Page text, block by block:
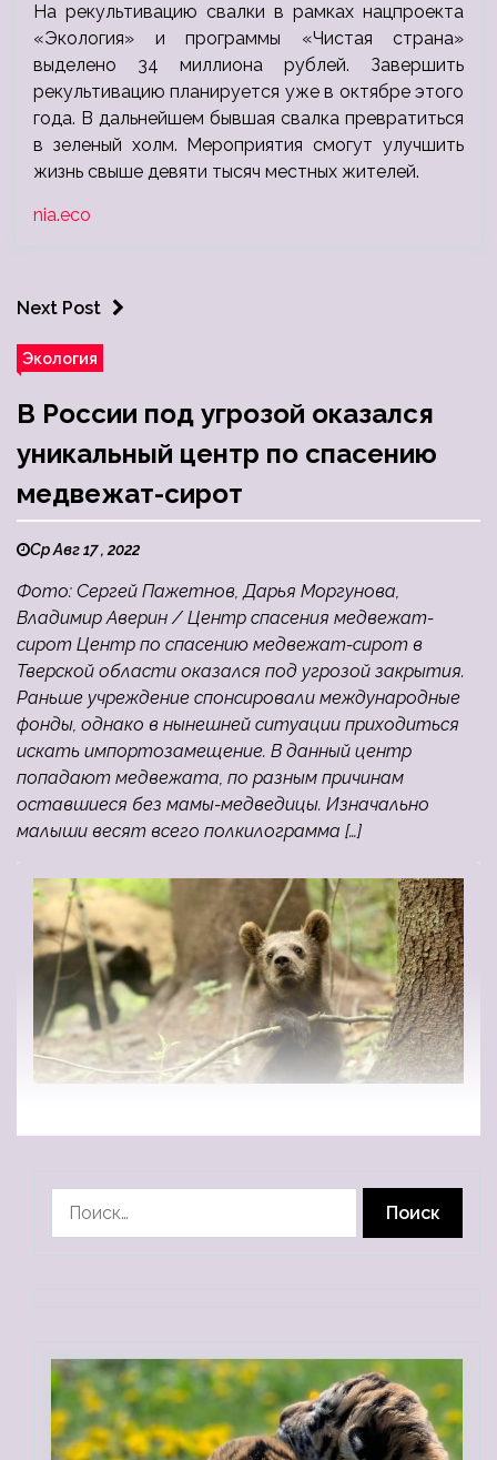
На рекультивацию свалки в рамках нацпроекта
«Экология» и программы «Чистая страна»
выделено 34 миллиона рублей. Завершить
рекультивацию планируется уже в октябре этого
года. В дальнейшем бывшая свалка превратиться
в зеленый холм. Мероприятия смогут улучшить
жизнь свыше девяти тысяч местных жителей.
nia.eco
Next Post
Экология
В России под угрозой оказался
уникальный центр по спасению
медвежат-сирот
Ср Авг 17 , 2022
Фото: Сергей Пажетнов, Дарья Моргунова,
Владимир Аверин / Центр спасения медвежат-
сирот Центр по спасению медвежат-сирот в
Тверской области оказался под угрозой закрытия.
Раньше учреждение спонсировали международные
фонды, однако в нынешней ситуации приходиться
искать импортозамещение. В данный центр
попадают медвежата, по разным причинам
оставшиеся без мамы-медведицы. Изначально
малыши весят всего полкилограмма […]